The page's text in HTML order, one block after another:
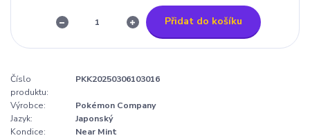
Přidat do košíku
Číslo
produktu:
PKK20250306103016
Výrobce:
Pokémon Company
Jazyk:
Japonský
Kondice:
Near Mint